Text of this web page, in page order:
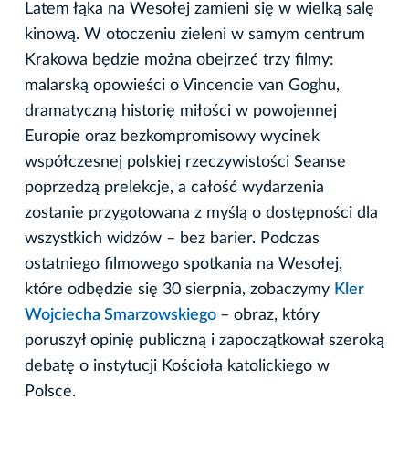
Latem łąka na Wesołej zamieni się w wielką salę
kinową. W otoczeniu zieleni w samym centrum
Krakowa będzie można obejrzeć trzy filmy:
malarską opowieści o Vincencie van Goghu,
dramatyczną historię miłości w powojennej
Europie oraz bezkompromisowy wycinek
współczesnej polskiej rzeczywistości Seanse
poprzedzą prelekcje, a całość wydarzenia
zostanie przygotowana z myślą o dostępności dla
wszystkich widzów – bez barier. Podczas
ostatniego filmowego spotkania na Wesołej,
które odbędzie się 30 sierpnia, zobaczymy Kler
Wojciecha Smarzowskiego – obraz, który
poruszył opinię publiczną i zapoczątkował szeroką
debatę o instytucji Kościoła katolickiego w
Polsce.